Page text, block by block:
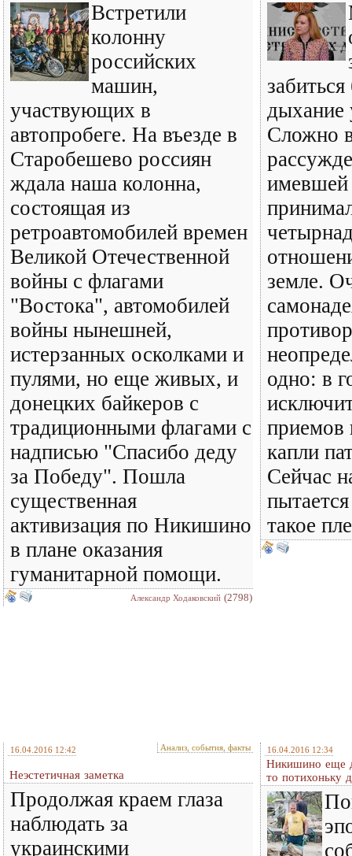
Встретили
колонну
российских
машин,
участвующих в
автопробеге. На въезде в
Старобешево россиян
ждала наша колонна,
состоящая из
ретроавтомобилей времен
Великой Отечественной
войны с флагами
"Востока", автомобилей
войны нынешней,
истерзанных осколками и
пулями, но еще живых, и
донецких байкеров с
традиционными флагами с
надписью "Спасибо деду
за Победу". Пошла
существенная
активизация по Никишино
в плане оказания
гуманитарной помощи.
Александр Ходаковский (2798)
дыхание
Сложно
имевшей
земле.
одно: в
приемов
капли
Сейчас
такое
16.04.2016 12:42 Анализ, события, факты
Неэстетичная заметка
Продолжая краем глаза
наблюдать за
украинскими
16.04.2016 12:34
Никишино еще
то потихоньку